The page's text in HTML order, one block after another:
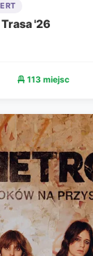
'26
113 miejsc